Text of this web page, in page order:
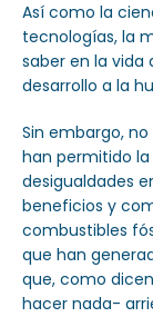
Así como la
tecnologías, la
saber en la vida
desarrollo a la
Sin embargo,
han permitido
desigualdades
beneficios y
combustibles
que han
que, como
hacer nada-